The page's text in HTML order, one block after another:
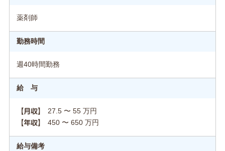
薬剤師
勤務時間
週40時間勤務
給 与
【月収】 27.5 〜 55 万円
【年収】 450 〜 650 万円
給与備考